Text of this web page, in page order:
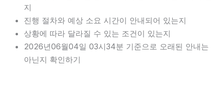
지
진행 절차와 예상 소요 시간이 안내되어 있는지
상황에 따라 달라질 수 있는 조건이 있는지
2026년06월04일 03시34분 기준으로 오래된 안내는
아닌지 확인하기